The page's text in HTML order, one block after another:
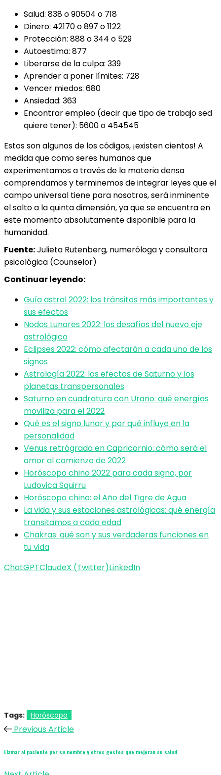
Salud: 838 o 90504 o 718
Dinero: 42170 o 897 o 1122
Protección: 888 o 344 o 529
Autoestima: 877
Liberarse de la culpa: 339
Aprender a poner límites: 728
Vencer miedos: 680
Ansiedad: 363
Encontrar empleo (decir que tipo de trabajo sed
quiere tener): 5600 o 454545
Estos son algunos de los códigos, ¡existen cientos! A
medida que como seres humanos que
experimentamos a través de la materia densa
comprendamos y terminemos de integrar leyes que el
campo universal tiene para nosotros, será inminente
el salto a la quinta dimensión, ya que se encuentra en
este momento absolutamente disponible para la
humanidad.
Fuente:Julieta Rutenberg, numeróloga y consultora
psicológica (Counselor)
Continuar leyendo:
Guía astral 2022: los tránsitos más importantes y
sus efectos
Nodos Lunares 2022: los desafíos del nuevo eje
astrológico
Eclipses 2022: cómo afectarán a cada uno de los
signos
Astrología 2022: los efectos de Saturno y los
planetas transpersonales
Saturno en cuadratura con Urano: qué energías
moviliza para el 2022
Qué es el signo lunar y por qué influye en la
personalidad
Venus retrógrado en Capricornio: cómo será el
amor al comienzo de 2022
Horóscopo chino 2022 para cada signo, por
Ludovica Squirru
Horóscopo chino: el Año del Tigre de Agua
La vida y sus estaciones astrológicas: qué energía
transitamos a cada edad
Chakras: qué son y sus verdaderas funciones en
tu vida
ChatGPTClaudeX (Twitter)LinkedIn
Tags: Horóscopo
Previous Article
Llamar al paciente por su nombre y otros gestos que mejoran su salud